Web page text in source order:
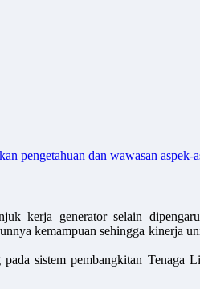
pengetahuan dan wawasan
kerja generator selain
kemampuan sehingga kinerja
sistem pembangkitan